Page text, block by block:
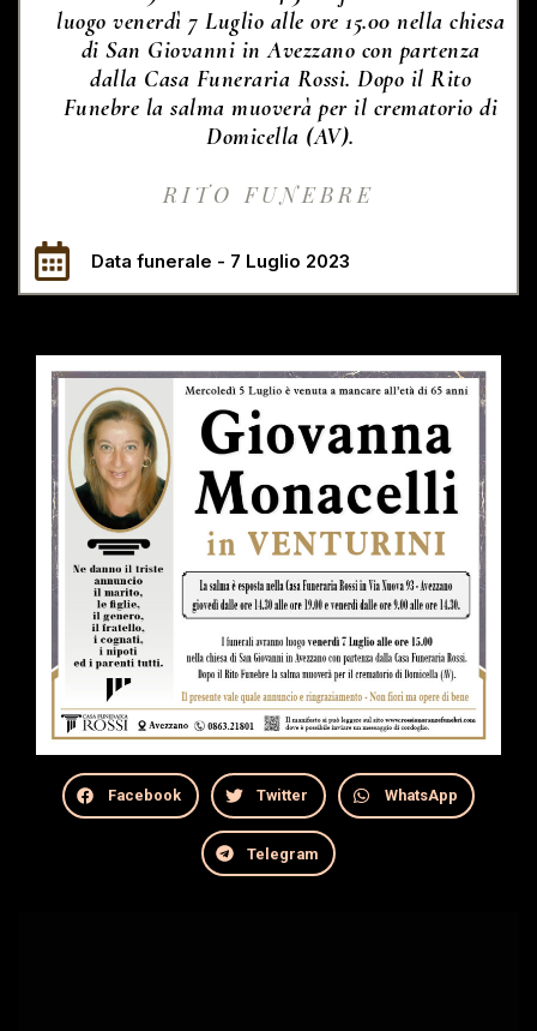
luogo venerdì 7 Luglio alle ore 15.00 nella chiesa
di San Giovanni in Avezzano con partenza
dalla Casa Funeraria Rossi. Dopo il Rito
Funebre la salma muoverà per il crematorio di
Domicella (AV).
RITO FUNEBRE
Data funerale - 7 Luglio 2023
Facebook Twitter WhatsApp
Telegram